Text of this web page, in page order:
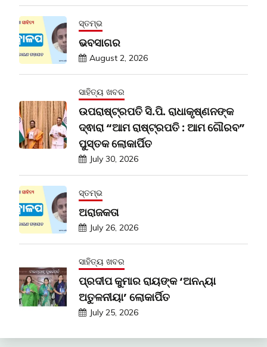
ସ୍ତମ୍ଭ
ଭବସାଗର
August 2, 2026
ସାହିତ୍ୟ ଖବର
ଉପରାଷ୍ଟ୍ରପତି ସି.ପି. ରାଧାକୃଷ୍ଣନଙ୍କ
ଦ୍ଵାରା “ଆମ ରାଷ୍ଟ୍ରପତି : ଆମ ଗୌରବ”
ପୁସ୍ତକ ଲୋକାର୍ପିତ
July 30, 2026
ସ୍ତମ୍ଭ
ଅରାଜକତା
July 26, 2026
ସାହିତ୍ୟ ଖବର
ପ୍ରଦୀପ କୁମାର ରାୟଙ୍କ ‘ଅନନ୍ୟା
ଅତୁଳନୀୟା’ ଲୋକାର୍ପିତ
July 25, 2026